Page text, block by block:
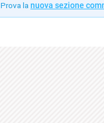
Prova la nuova sezione